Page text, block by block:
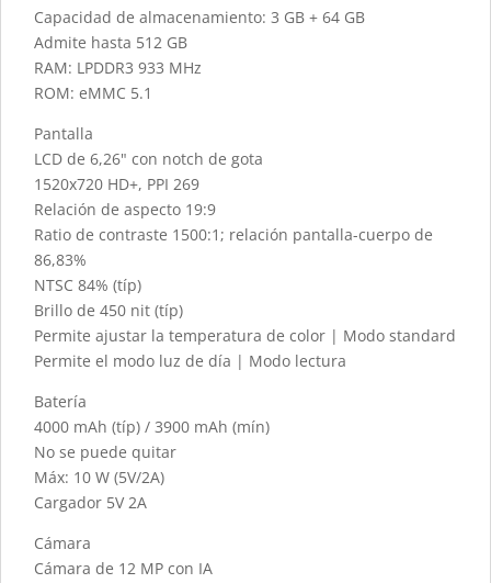
Capacidad de almacenamiento: 3 GB + 64 GB
Admite hasta 512 GB
RAM: LPDDR3 933 MHz
ROM: eMMC 5.1
Pantalla
LCD de 6,26" con notch de gota
1520x720 HD+, PPI 269
Relación de aspecto 19:9
Ratio de contraste 1500:1; relación pantalla-cuerpo de
86,83%
NTSC 84% (típ)
Brillo de 450 nit (típ)
Permite ajustar la temperatura de color | Modo standard
Permite el modo luz de día | Modo lectura
Batería
4000 mAh (típ) / 3900 mAh (mín)
No se puede quitar
Máx: 10 W (5V/2A)
Cargador 5V 2A
Cámara
Cámara de 12 MP con IA